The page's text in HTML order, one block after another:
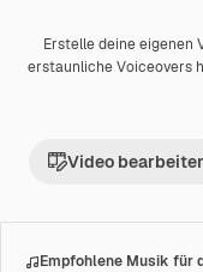
Premium
Erstelle deine eigenen
erstaunliche Voiceovers
Video
Empfohlene Musik für